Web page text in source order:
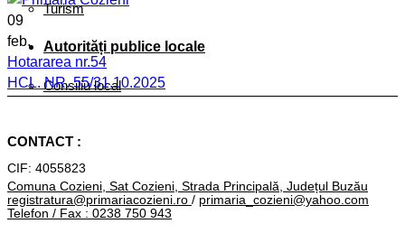
Turism
Autorități publice locale
Consiliu local
Primăria
ORGANIGRAMĂ
Conducere
Componență
09
feb.
Hotararea nr.54
HCL. NR. 55/31.10.2025
CONTACT :
CIF: 4055823
Comuna Cozieni, Sat Cozieni, Strada Principală, Județul Buzău
registratura@primariacozieni.ro / primaria_cozieni@yahoo.com
Telefon / Fax : 0238 750 943